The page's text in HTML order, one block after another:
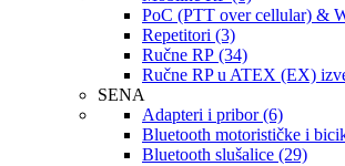
PoC (PTT over cellular) &
Repetitori (3)
Ručne RP (34)
Ručne RP u ATEX (EX)
SENA
Adapteri i pribor (6)
Bluetooth motorističke i
Bluetooth slušalice (29)